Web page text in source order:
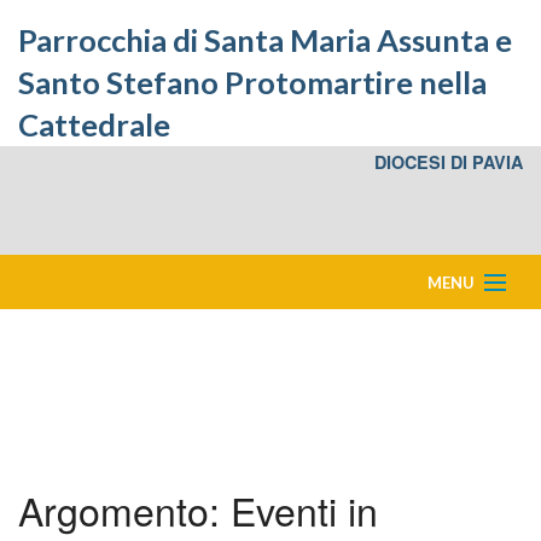
Parrocchia di Santa Maria Assunta e
Santo Stefano Protomartire nella
Cattedrale
DIOCESI DI PAVIA
MENU
Storia della Cattedrale
Argomento: Eventi in